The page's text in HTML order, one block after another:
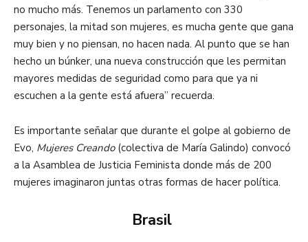
no mucho más. Tenemos un parlamento con 330
personajes, la mitad son mujeres, es mucha gente que gana
muy bien y no piensan, no hacen nada. Al punto que se han
hecho un búnker, una nueva construcción que les permitan
mayores medidas de seguridad como para que ya ni
escuchen a la gente está afuera” recuerda.
Es importante señalar que durante el golpe al gobierno de
Evo, Mujeres Creando(colectiva de María Galindo) convocó
a la Asamblea de Justicia Feminista donde más de 200
mujeres imaginaron juntas otras formas de hacer política.
Brasil